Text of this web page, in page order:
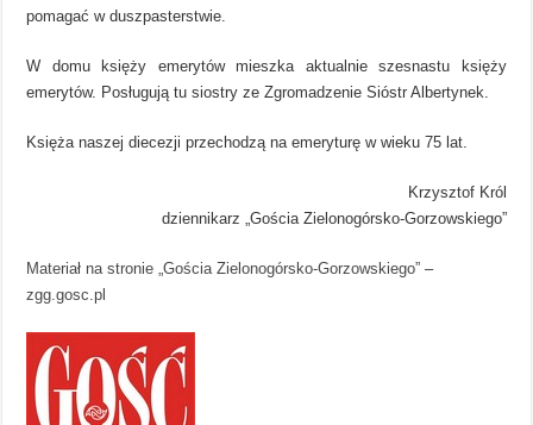
pomagać w duszpasterstwie.
W domu księży emerytów mieszka aktualnie szesnastu księży
emerytów. Posługują tu siostry ze Zgromadzenie Sióstr Albertynek.
Księża naszej diecezji przechodzą na emeryturę w wieku 75 lat.
Krzysztof Król
dziennikarz „Gościa Zielonogórsko-Gorzowskiego”
Materiał na stronie „Gościa Zielonogórsko-Gorzowskiego” –
zgg.gosc.pl